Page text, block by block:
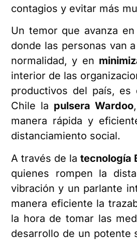
contagios y evitar más
Un temor que avanza
donde las personas van
normalidad, y en
interior de las
productivos del país, es
Chile la pulsera Wardoo
manera rápida y
distanciamiento social.
A través de latecnología
quienes rompen la
vibración y un parlante
manera eficiente la
la hora de tomar las
desarrollo de un potente